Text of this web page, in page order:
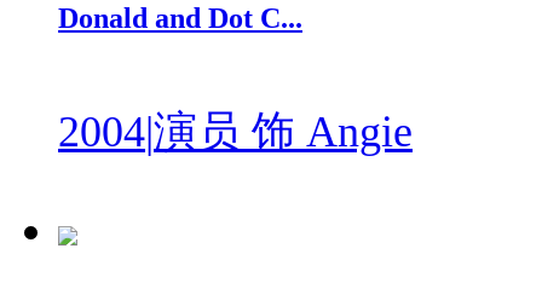
Donald and Dot C...
2004|演员 饰 Angie